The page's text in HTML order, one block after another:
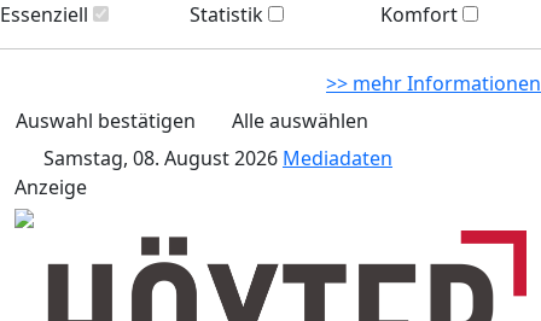
Essenziell
Statistik Komfort
>> mehr Informationen
Auswahl bestätigen
Alle auswählen
Samstag, 08. August 2026 Mediadaten
Anzeige